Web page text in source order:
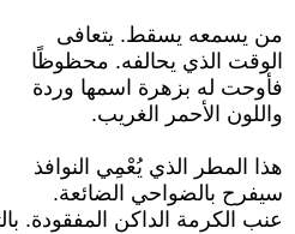
من يسمعه يسقط. يتعافى
الوقت الذي يحالفه. محظوظًا
فأوحت له بزهرة اسمها وردة
واللون الأحمر الغريب.
هذا المطر الذي يُعْمِي النوافذ
سيفرح بالضواحي الضائعة.
عنب الكرمة الداكن المفقودة.